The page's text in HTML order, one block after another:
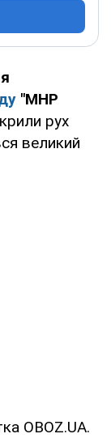
"MHP
рух
великий
OBOZ.UA.